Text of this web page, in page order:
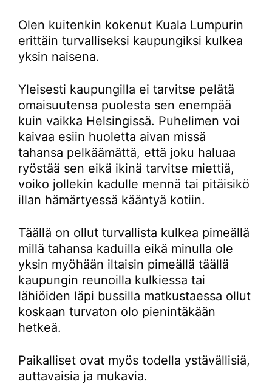
Olen kuitenkin kokenut Kuala Lumpurin
erittäin turvalliseksi kaupungiksi kulkea
yksin naisena.
Yleisesti kaupungilla ei tarvitse pelätä
omaisuutensa puolesta sen enempää
kuin vaikka Helsingissä. Puhelimen voi
kaivaa esiin huoletta aivan missä
tahansa pelkäämättä, että joku haluaa
ryöstää sen eikä ikinä tarvitse miettiä,
voiko jollekin kadulle mennä tai pitäisikö
illan hämärtyessä kääntyä kotiin.
Täällä on ollut turvallista kulkea pimeällä
millä tahansa kaduilla eikä minulla ole
yksin myöhään iltaisin pimeällä täällä
kaupungin reunoilla kulkiessa tai
lähiöiden läpi bussilla matkustaessa ollut
koskaan turvaton olo pienintäkään
hetkeä.
Paikalliset ovat myös todella ystävällisiä,
auttavaisia ja mukavia.